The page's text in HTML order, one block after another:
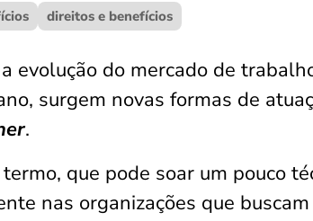
direitos e benefícios
evolução do mercado de
surgem novas formas de
.
termo, que pode soar um pouco
nas organizações que